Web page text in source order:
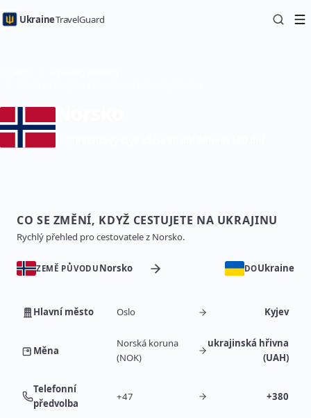
UkraineTravelGuard
CO SE ZMĚNÍ, KDYŽ CESTUJETE NA UKRAJINU
Rychlý přehled pro cestovatele z Norsko.
ZEMĚ PŮVODU Norsko DOUkraine
Hlavní město Oslo Kyjev
Měna
Norská koruna
(NOK)
ukrajinská hřivna
(UAH)
Telefonní
předvolba
+47 +380